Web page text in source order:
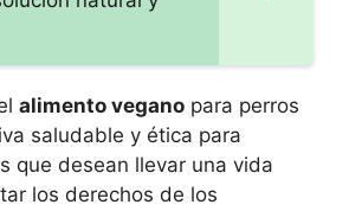
alimento vegano para perros
saludable y ética para
que desean llevar una vida
los derechos de los